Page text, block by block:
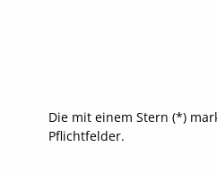
Die mit einem Stern (*)
Pflichtfelder.